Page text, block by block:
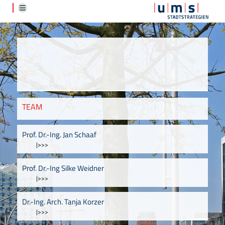
TEAM
Prof. Dr.-Ing. Jan Schaaf
|>>>
Prof. Dr.-Ing Silke Weidner
|>>>
Dr.-Ing. Arch. Tanja Korzer
|>>>